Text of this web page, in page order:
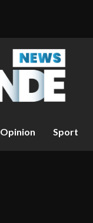
Opinion Sport